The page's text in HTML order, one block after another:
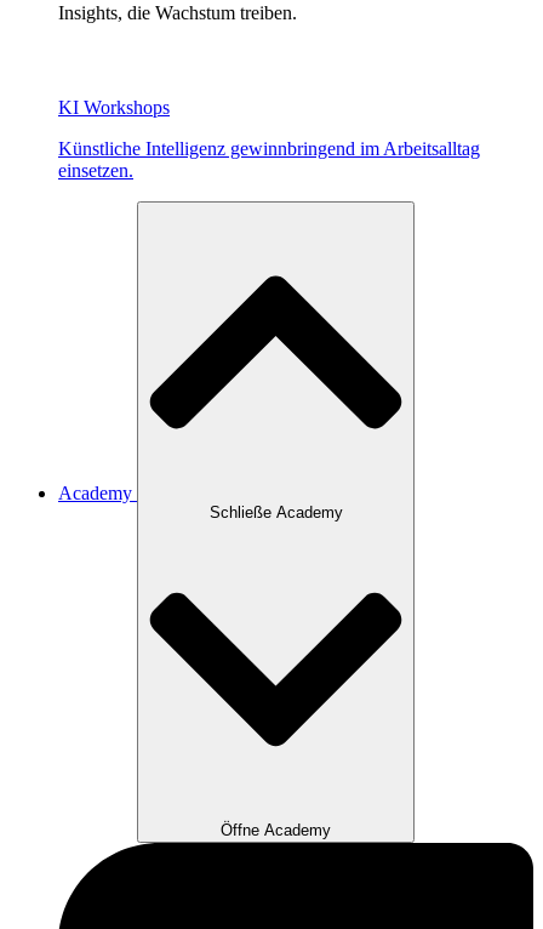
Insights, die Wachstum treiben.
KI Workshops
Künstliche Intelligenz gewinnbringend im Arbeitsalltag
einsetzen.
Academy
Schließe Academy
Öffne Academy